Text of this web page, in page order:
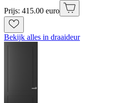
Prijs: 415.00 euro
Bekijk alles in draaideur